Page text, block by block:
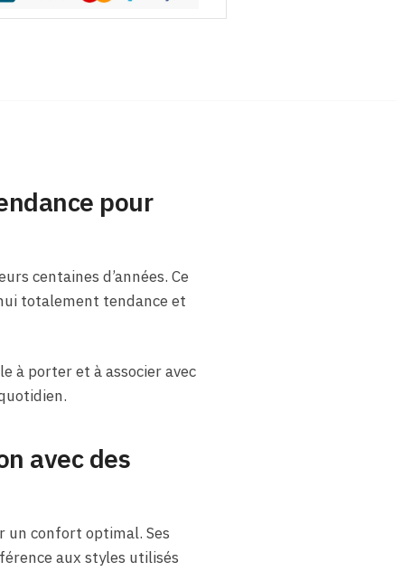
pour
centaines d’années. Ce
totalement tendance et
à porter et à associer avec
avec des
un confort optimal. Ses
aux styles utilisés